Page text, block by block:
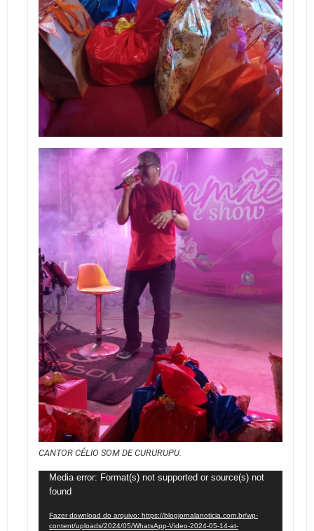
CANTOR CÉLIO SOM DE CURURUPU.
Tocador
de
vídeo
Media error: Format(s) not supported or source(s) not
found
Fazer download do arquivo: https://blogjornalanoticia.com.br/wp-
content/uploads/2024/05/WhatsApp-Video-2024-05-14-at-